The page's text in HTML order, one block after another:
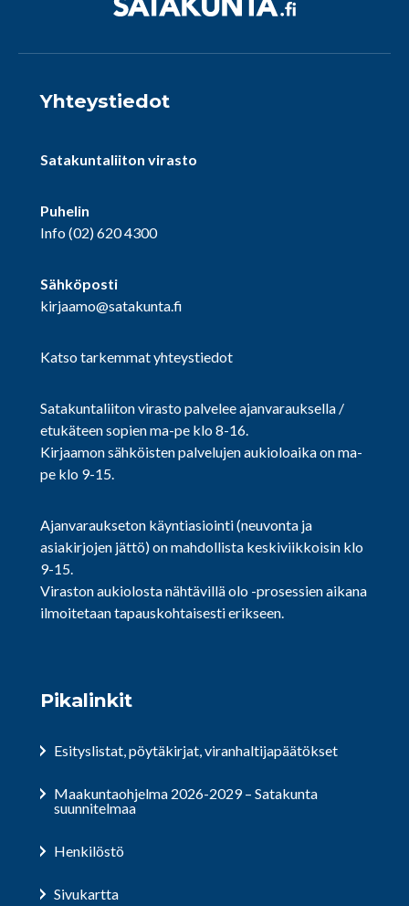
Yhteystiedot
Satakuntaliiton virasto
Puhelin
Info(02) 620 4300
Sähköposti
kirjaamo@satakunta.fi
Katso tarkemmat yhteystiedot
Satakuntaliiton virasto palvelee ajanvarauksella /
etukäteen sopien ma-pe klo 8-16.
Kirjaamon sähköisten palvelujen aukioloaika on ma-
pe klo 9-15.
Ajanvaraukseton käyntiasiointi (neuvonta ja
asiakirjojen jättö) on mahdollista keskiviikkoisin klo
9-15.
Viraston aukiolosta nähtävillä olo -prosessien aikana
ilmoitetaan tapauskohtaisesti erikseen.
Pikalinkit
Esityslistat, pöytäkirjat, viranhaltijapäätökset
Maakuntaohjelma 2026-2029 – Satakunta
suunnitelmaa
Henkilöstö
Sivukartta